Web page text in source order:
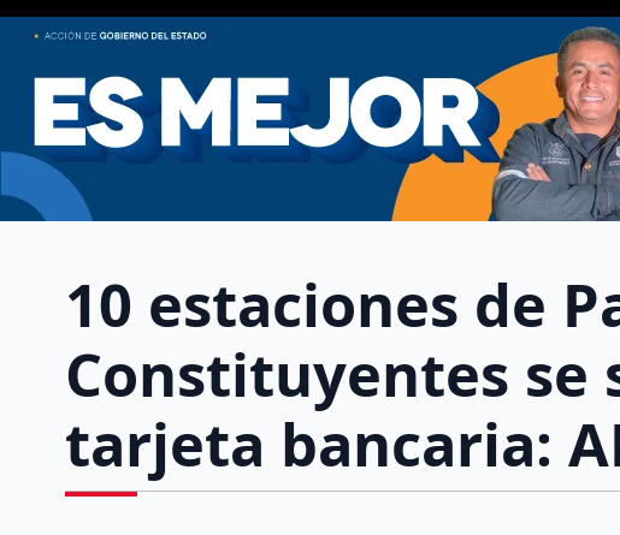
10 estaciones de
Constituyentes se
tarjeta bancaria: